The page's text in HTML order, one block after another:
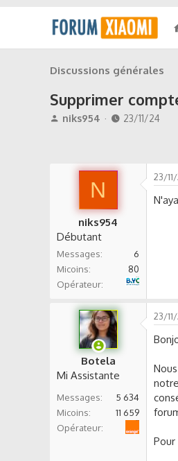
Discussions générales
Supprimer
A
a
d
s
c
niks954
D
23/11/24
N
niks954
Débutant
Messages
6
Micoins
80
Opérateur
23/
Botela
Mi Assistante
Messages
5 634
Micoins
11 659
Opérateur
23/